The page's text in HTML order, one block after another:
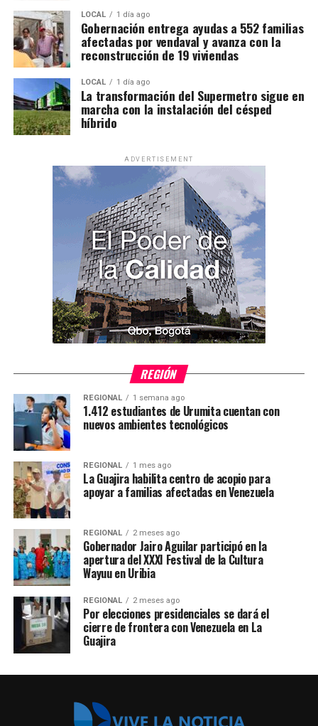
LOCAL 1 día ago
Gobernación entrega ayudas a 552 familias
afectadas por vendaval y avanza con la
reconstrucción de 19 viviendas
LOCAL 1 día ago
La transformación del Supermetro sigue en
marcha con la instalación del césped
híbrido
ADVERTISEMENT
REGIÓN
REGIONAL 1 semana ago
1.412 estudiantes de Urumita cuentan con
nuevos ambientes tecnológicos
REGIONAL 1 mes ago
La Guajira habilita centro de acopio para
apoyar a familias afectadas en Venezuela
REGIONAL 2 meses ago
Gobernador Jairo Aguilar participó en la
apertura del XXXI Festival de la Cultura
Wayuu en Uribia
REGIONAL 2 meses ago
Por elecciones presidenciales se dará el
cierre de frontera con Venezuela en La
Guajira